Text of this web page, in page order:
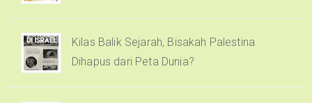
Kilas Balik Sejarah, Bisakah Palestina
Dihapus dari Peta Dunia?